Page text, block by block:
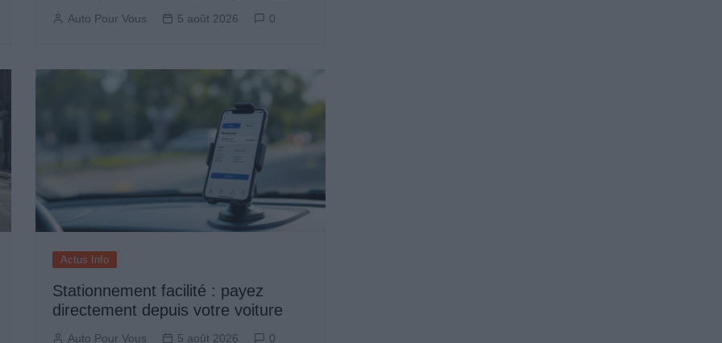
Auto Pour Vous 5 août 2026 0
Actus Info
Stationnement facilité : payez
directement depuis votre voiture
Auto Pour Vous 5 août 2026 0